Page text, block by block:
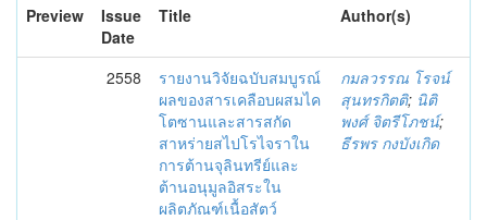
Preview
Issue
Date
Title Author(s)
2558
รายงานวิจัยฉบับสมบูรณ์
ผลของสารเคลือบผสมไค
โตซานและสารสกัด
สาหร่ายสไปโรไจราใน
การต้านจุลินทรีย์และ
ต้านอนุมูลอิสระใน
ผลิตภัณฑ์เนื้อสัตว์
กมลวรรณ โรจน์
สุนทรกิตติ; นิติ
พงศ์ จิตรีโภชน์;
ธีรพร กงบังเกิด